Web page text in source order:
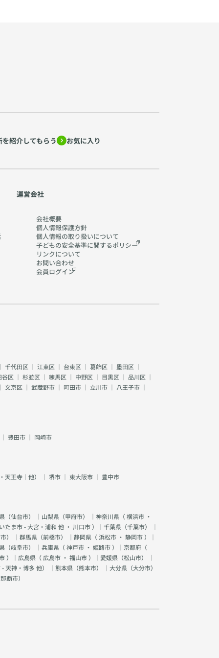
紹介してもらう お気に入り
運営会社
会社概要
個人情報保護方針
個人情報の取り扱いについて
子どもの安全基準に関するポリシー
リンクについて
お問い合わせ
会員ログイン
千代田区 ｜ 江東区 ｜ 台東区 ｜ 葛飾区 ｜ 墨田区 ｜
谷区 ｜ 杉並区 ｜ 練馬区 ｜ 中野区 ｜ 目黒区 ｜ 品川区 ｜
文京区 ｜ 武蔵野市 ｜ 町田市 ｜ 立川市 ｜ 八王子市 ｜
豊田市 ｜ 岡崎市
王寺｜他） ｜ 堺市 ｜ 東大阪市 ｜ 豊中市
（仙台市） ｜山梨県（甲府市） ｜神奈川県（横浜市 ・
たま市 - 大宮・浦和 他 ・ 川口市）｜千葉県（千葉市） ｜
） ｜群馬県（前橋市） ｜静岡県（浜松市 ・ 静岡市）｜
（岐阜市） ｜兵庫県（神戸市 ・ 姫路市）｜京都府（
）｜広島県（ 広島市 ・ 福山市）｜愛媛県（松山市） ｜
- 天神・博多 他） ｜熊本県（熊本市） ｜大分県（大分市）
那覇市）